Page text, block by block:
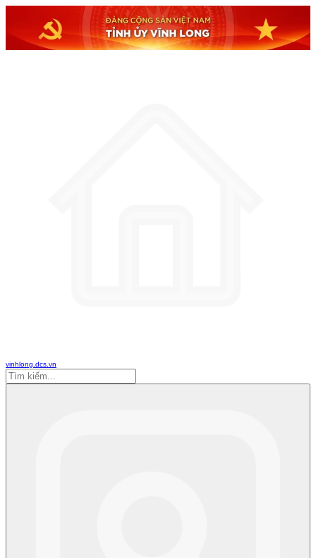
vinhlong.dcs.vn